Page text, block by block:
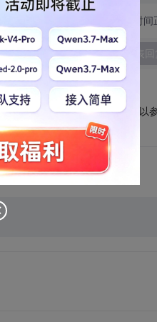
切换为时间
发表回
底层调用，linux下用hook，可以